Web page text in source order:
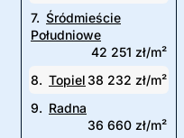
7. Śródmieście
Południowe
42 251 zł/m²
8. Topiel38 232 zł/m²
9. Radna
36 660 zł/m²